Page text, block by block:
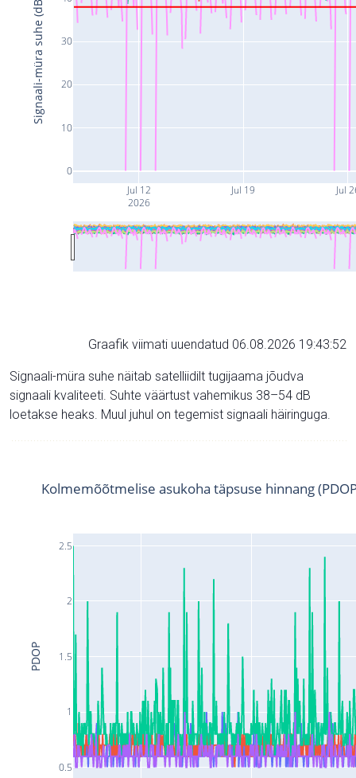
Jul 12
2026
Jul 19 Jul
0
10
20
30
Signaali-müra suhe (dB)
Graafik viimati uuendatud 06.08.2026 19:43:52
Signaali-müra suhe näitab satelliidilt tugijaama jõudva
signaali kvaliteeti. Suhte väärtust vahemikus 38–54 dB
loetakse heaks. Muul juhul on tegemist signaali häiringuga.
0.5
1
1.5
2
2.5
Kolmemõõtmelise asukoha täpsuse hinnang
PDOP